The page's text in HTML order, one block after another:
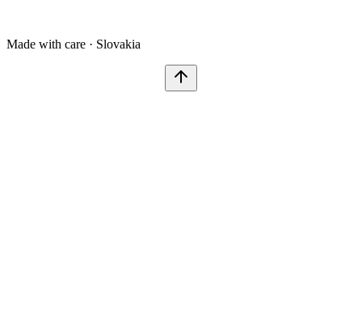
Made with care · Slovakia